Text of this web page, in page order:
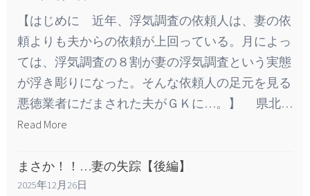
【はじめに 近年、浮気調査の依頼人は、妻の依
頼よりも夫からの依頼が上回っている。月によっ
ては、浮気調査の８割が妻の浮気調査という実態
が浮き彫りになった。そんな依頼人の足元を見る
悪徳業者にだまされた夫がＧＫに…。】 県北…
Read More
まさか！！…妻の失踪【後編】
2025年12月26日